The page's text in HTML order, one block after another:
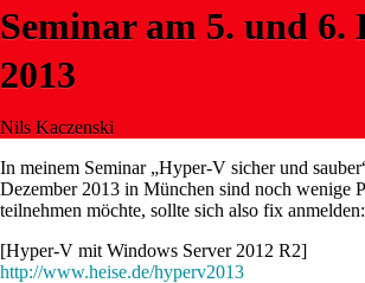
Seminar am 5. und 6.
2013
Nils Kaczenski
In meinem Seminar „Hyper-V sicher und
Dezember 2013 in München sind noch wenige
teilnehmen möchte, sollte sich also fix anmelden:
[Hyper-V mit Windows Server 2012 R2]
http://www.heise.de/hyperv2013